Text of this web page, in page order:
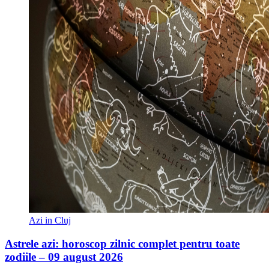
Azi in Cluj
Astrele azi: horoscop zilnic complet pentru toate
zodiile – 09 august 2026